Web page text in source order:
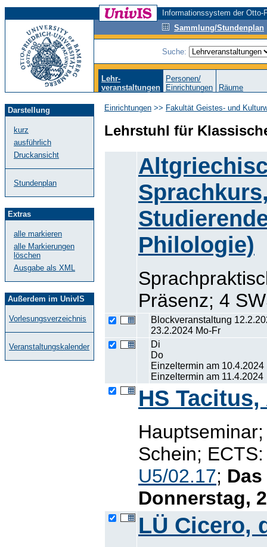
Informationssystem der
Sammlung/Stundenplan
Suche:
Lehr-
veranstaltungen
Personen/
Einrichtungen
Räume
Darstellung
kurz
ausführlich
Druckansicht
Stundenplan
Extras
alle markieren
alle Markierungen
löschen
Ausgabe als XML
Außerdem im UnivIS
Vorlesungsverzeichnis
Veranstaltungskalender
Einrichtungen >> Fakultät Geistes- und
Lehrstuhl für
Philologie)
Präsenz; 4
Blockveranstaltung
23.2.2024 Mo-Fr
Di
Do
Einzeltermin am 10.4.2024
Einzeltermin am 11.4.2024
HS
Schein;
U5/02.17;
Donnerstag,
LÜ Cicero,